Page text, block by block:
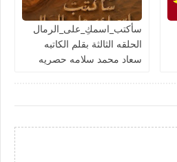
سأكتب_اسمكِ_على_الرمال
الحلقه الثالثة بقلم الكاتبه
سعاد محمد سلامه حصريه